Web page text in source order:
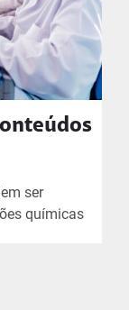
ser
químicas